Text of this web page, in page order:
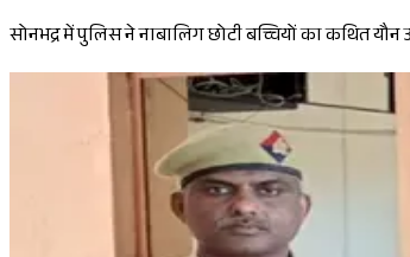
सोनभद्र में पुलिस ने नाबालिग छोटी बच्चियों का कथित